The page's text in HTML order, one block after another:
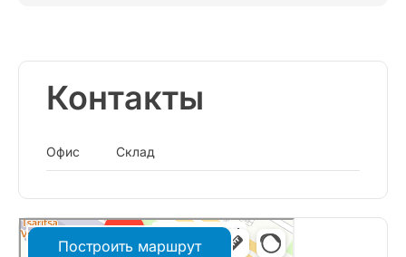
Контакты
Офис Склад
Построить маршрут